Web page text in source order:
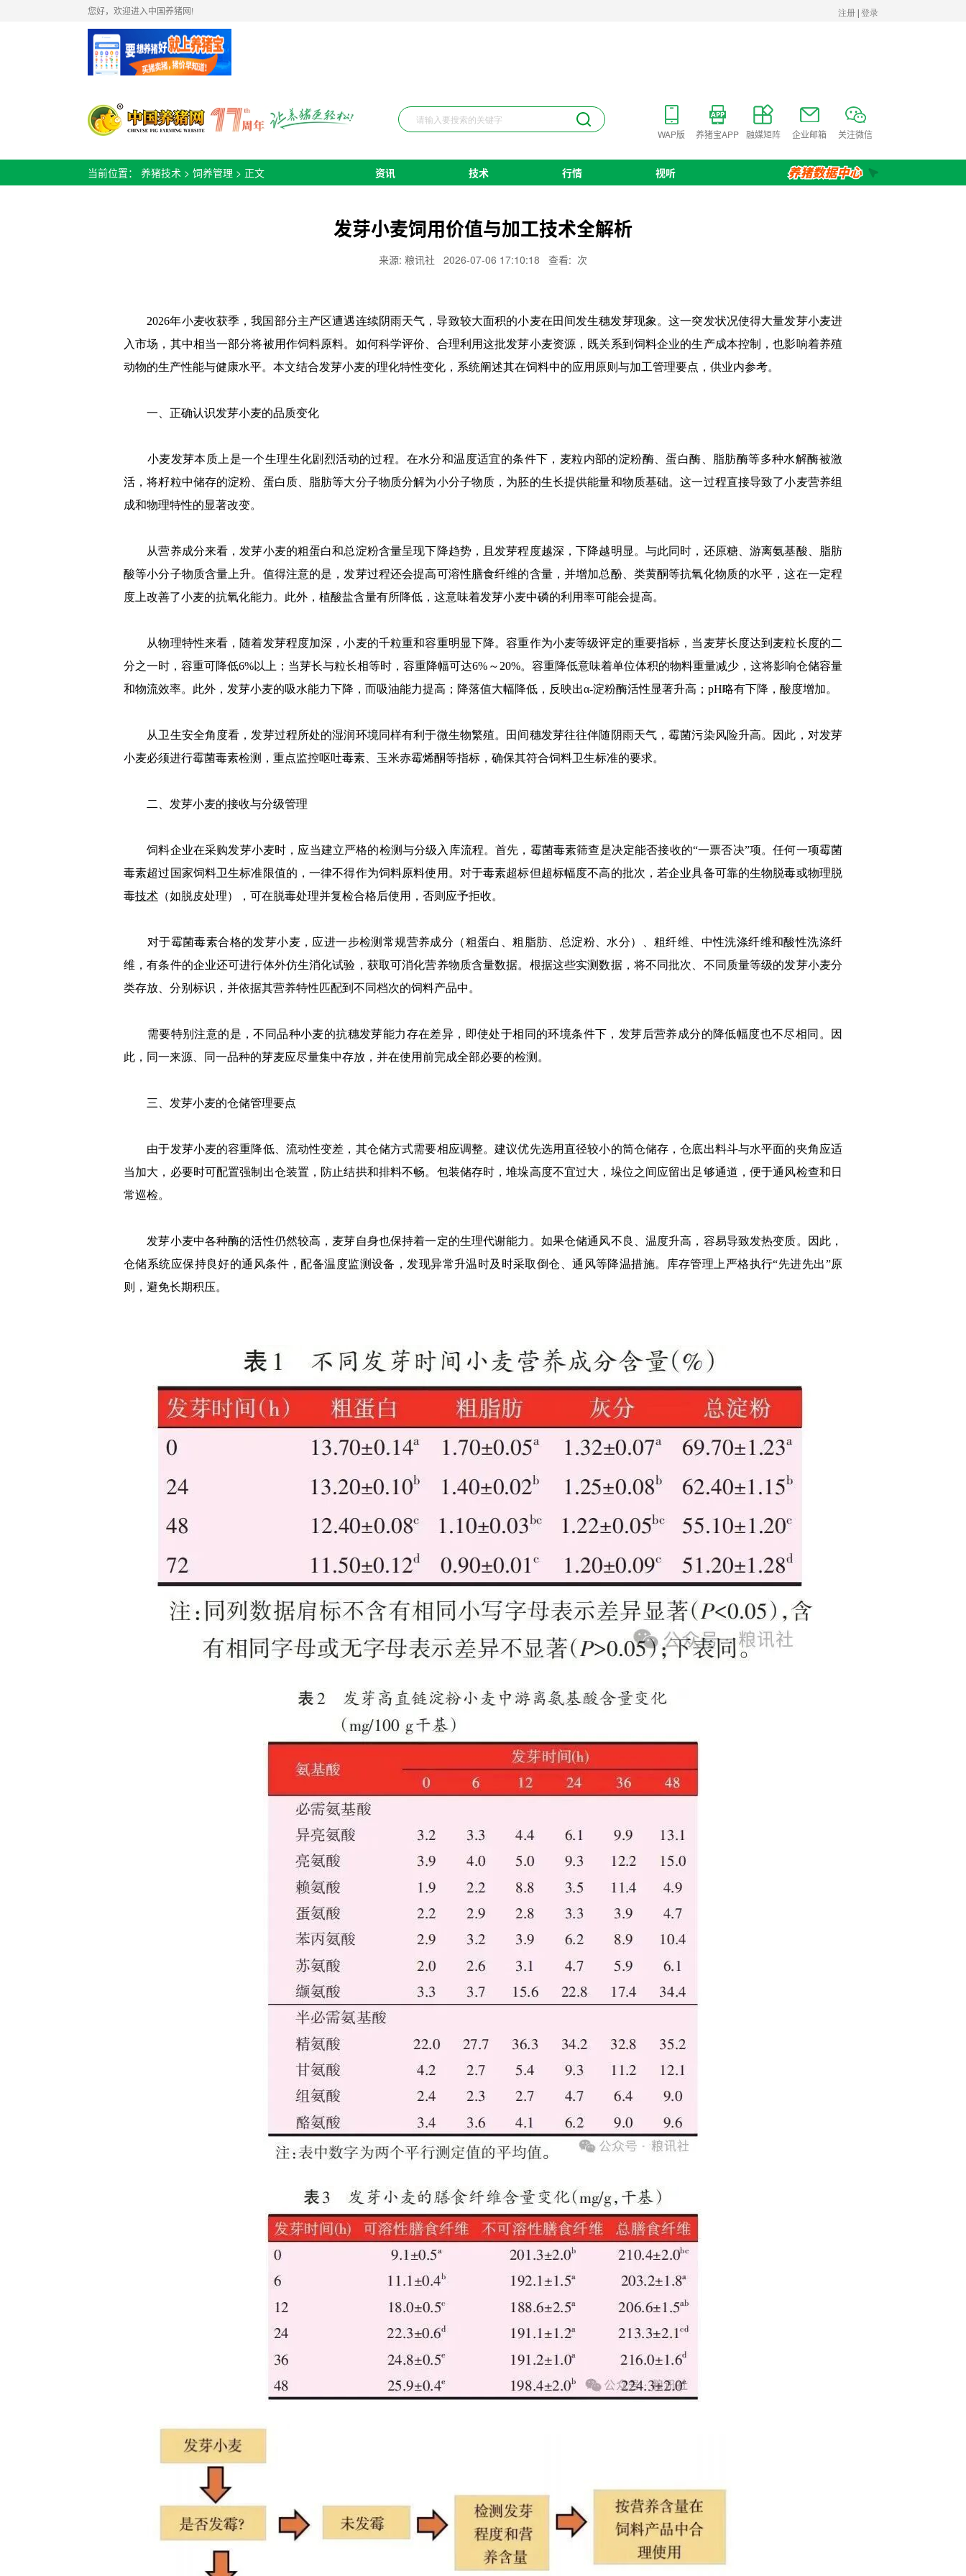
您好，欢迎进入中国养猪网!
WAP版 养猪宝APP 融媒矩阵 企业邮箱 关注微信
当前位置： 养猪技术 > 饲养管理 > 正文 资讯 技术 行情 视听
发芽小麦饲用价值与加工技术全解析
来源: 粮讯社 2026-07-06 17:10:18 查看: 次
2026年小麦收获季，我国部分主产区遭遇连续阴雨天气，导致较大面积的小麦在田间发生穗发芽现象。这一突发状况使得大量发芽小麦进
入市场，其中相当一部分将被用作饲料原料。如何科学评价、合理利用这批发芽小麦资源，既关系到饲料企业的生产成本控制，也影响着养殖
动物的生产性能与健康水平。本文结合发芽小麦的理化特性变化，系统阐述其在饲料中的应用原则与加工管理要点，供业内参考。
一、正确认识发芽小麦的品质变化
小麦发芽本质上是一个生理生化剧烈活动的过程。在水分和温度适宜的条件下，麦粒内部的淀粉酶、蛋白酶、脂肪酶等多种水解酶被激
活，将籽粒中储存的淀粉、蛋白质、脂肪等大分子物质分解为小分子物质，为胚的生长提供能量和物质基础。这一过程直接导致了小麦营养组
成和物理特性的显著改变。
从营养成分来看，发芽小麦的粗蛋白和总淀粉含量呈现下降趋势，且发芽程度越深，下降越明显。与此同时，还原糖、游离氨基酸、脂肪
酸等小分子物质含量上升。值得注意的是，发芽过程还会提高可溶性膳食纤维的含量，并增加总酚、类黄酮等抗氧化物质的水平，这在一定程
度上改善了小麦的抗氧化能力。此外，植酸盐含量有所降低，这意味着发芽小麦中磷的利用率可能会提高。
从物理特性来看，随着发芽程度加深，小麦的千粒重和容重明显下降。容重作为小麦等级评定的重要指标，当麦芽长度达到麦粒长度的二
分之一时，容重可降低6%以上；当芽长与粒长相等时，容重降幅可达6%～20%。容重降低意味着单位体积的物料重量减少，这将影响仓储容量
和物流效率。此外，发芽小麦的吸水能力下降，而吸油能力提高；降落值大幅降低，反映出α-淀粉酶活性显著升高；pH略有下降，酸度增加。
从卫生安全角度看，发芽过程所处的湿润环境同样有利于微生物繁殖。田间穗发芽往往伴随阴雨天气，霉菌污染风险升高。因此，对发芽
小麦必须进行霉菌毒素检测，重点监控呕吐毒素、玉米赤霉烯酮等指标，确保其符合饲料卫生标准的要求。
二、发芽小麦的接收与分级管理
饲料企业在采购发芽小麦时，应当建立严格的检测与分级入库流程。首先，霉菌毒素筛查是决定能否接收的“一票否决”项。任何一项霉菌
毒素超过国家饲料卫生标准限值的，一律不得作为饲料原料使用。对于毒素超标但超标幅度不高的批次，若企业具备可靠的生物脱毒或物理脱
毒技术 （如脱皮处理），可在脱毒处理并复检合格后使用，否则应予拒收。
对于霉菌毒素合格的发芽小麦，应进一步检测常规营养成分（粗蛋白、粗脂肪、总淀粉、水分）、粗纤维、中性洗涤纤维和酸性洗涤纤
维，有条件的企业还可进行体外仿生消化试验，获取可消化营养物质含量数据。根据这些实测数据，将不同批次、不同质量等级的发芽小麦分
类存放、分别标识，并依据其营养特性匹配到不同档次的饲料产品中。
需要特别注意的是，不同品种小麦的抗穗发芽能力存在差异，即使处于相同的环境条件下，发芽后营养成分的降低幅度也不尽相同。因
此，同一来源、同一品种的芽麦应尽量集中存放，并在使用前完成全部必要的检测。
三、发芽小麦的仓储管理要点
由于发芽小麦的容重降低、流动性变差，其仓储方式需要相应调整。建议优先选用直径较小的筒仓储存，仓底出料斗与水平面的夹角应适
当加大，必要时可配置强制出仓装置，防止结拱和排料不畅。包装储存时，堆垛高度不宜过大，垛位之间应留出足够通道，便于通风检查和日
常巡检。
发芽小麦中各种酶的活性仍然较高，麦芽自身也保持着一定的生理代谢能力。如果仓储通风不良、温度升高，容易导致发热变质。因此，
仓储系统应保持良好的通风条件，配备温度监测设备，发现异常升温时及时采取倒仓、通风等降温措施。库存管理上严格执行“先进先出”原
则，避免长期积压。